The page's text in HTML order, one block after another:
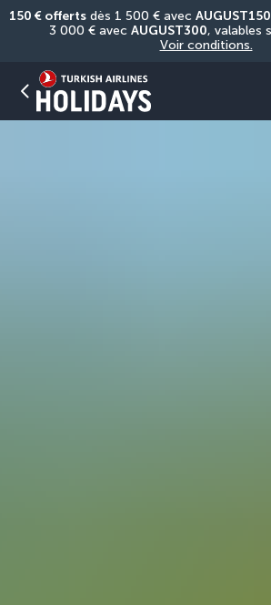
150 € offerts dès 1 500 € avec AUGUST150
3 000 € avec AUGUST300
Voir conditions.